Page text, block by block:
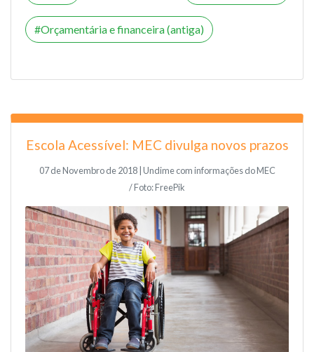
Orçamentária e financeira (antiga)
Escola Acessível: MEC divulga novos prazos
07 de Novembro de 2018 | Undime com informações do MEC
/ Foto: FreePik